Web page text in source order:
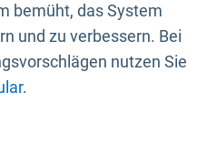
bemüht, das System
und zu verbessern. Bei
nutzen Sie
.